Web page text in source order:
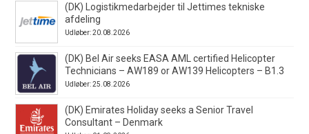
(DK) Logistikmedarbejder til Jettimes tekniske
afdeling
Udløber: 20.08.2026
(DK) Bel Air seeks EASA AML certified Helicopter
Technicians – AW189 or AW139 Helicopters – B1.3
Udløber: 25.08.2026
(DK) Emirates Holiday seeks a Senior Travel
Consultant – Denmark